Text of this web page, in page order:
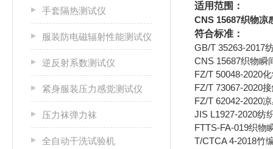
手套隔热测试仪
服装防电磁辐射性能测试仪
逆反射系数测试仪
紧身服装压力感觉测试仪
压力袜弹力袜
全自动干洗试验机
适用范围：
CNS 15687织物凉
符合标准：
GB/T 35263-2017
CNS 15687织物瞬
FZ/T 50048-2020
FZ/T 73067-2020
FZ/T 62042-2020
JIS L1927-2020纺
FTTS-FA-019织物
T/CTCA 4-2018竹